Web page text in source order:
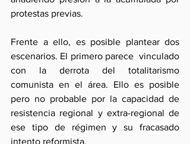
protestas previas.
Frente a ello, es posible plantear dos
escenarios. El primero parece  vinculado
con la derrota del totalitarismo
comunista en el área. Ello es posible
pero no probable por la capacidad de
resistencia regional y extra-regional de
ese tipo de régimen y su fracasado
intento reformista.